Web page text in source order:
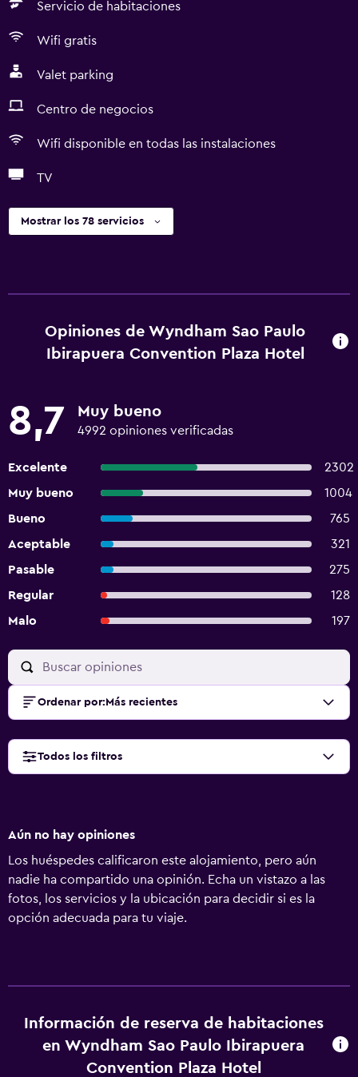
Servicio de habitaciones
Wifi gratis
Valet parking
Centro de negocios
Wifi disponible en todas las instalaciones
TV
Mostrar los 78 servicios
Opiniones de Wyndham Sao Paulo
Ibirapuera Convention Plaza Hotel
8,7 Muy bueno
4992 opiniones verificadas
Excelente
2302
Muy bueno
1004
Bueno
765
Aceptable
321
Pasable
275
Regular
128
Malo
197
Ordenar por: Más recientes
Todos los filtros
Aún no hay opiniones
Los huéspedes calificaron este alojamiento, pero aún
nadie ha compartido una opinión. Echa un vistazo a las
fotos, los servicios y la ubicación para decidir si es la
opción adecuada para tu viaje.
Información de reserva de habitaciones
en Wyndham Sao Paulo Ibirapuera
Convention Plaza Hotel